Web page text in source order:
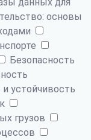
основы
Безопасность
устойчивость
грузов